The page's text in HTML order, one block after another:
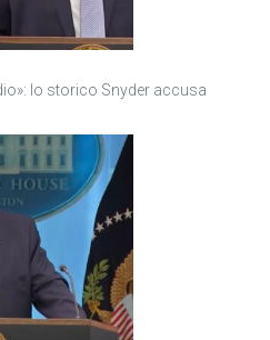
lo storico Snyder accusa